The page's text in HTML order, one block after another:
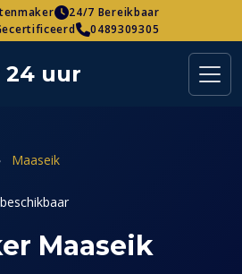
24/7 Bereikbaar
0489309305
24 uur
Maaseik
Maaseik